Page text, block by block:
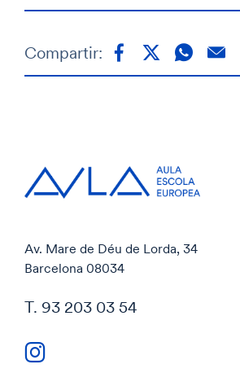
Compartir:
Av. Mare de Déu de Lorda, 34
Barcelona 08034
T. 93 203 03 54